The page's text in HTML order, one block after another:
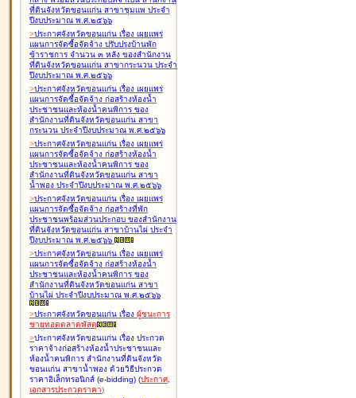
ที่ดินจังหวัดขอนแก่น สาขาชุมแพ ประจำ
ปีงบประมาณ พ.ศ.๒๕๖๖
>ประกาศจังหวัดขอนแก่น เรื่อง เผยแพร่
แผนการจัดซื้อจัดจ้าง ปรับปรุงบ้านพัก
ข้าราชการ จำนวน ๓ หลัง ของสำนักงาน
ที่ดินจังหวัดขอนแก่น สาขากระนวน ประจำ
ปีงบประมาณ พ.ศ.๒๕๖๖
>ประกาศจังหวัดขอนแก่น เรื่อง เผยแพร่
แผนการจัดซื้อจัดจ้าง ก่อสร้างห้องน้ำ
ประชาชนและห้องน้ำคนพิการ ของ
สำนักงานที่ดินจังหวัดขอนแก่น สาขา
กระนวน ประจำปีงบประมาณ พ.ศ.๒๕๖๖
>ประกาศจังหวัดขอนแก่น เรื่อง เผยแพร่
แผนการจัดซื้อจัดจ้าง ก่อสร้างห้องน้ำ
ประชาชนและห้องน้ำคนพิการ ของ
สำนักงานที่ดินจังหวัดขอนแก่น สาขา
น้ำพอง ประจำปีงบประมาณ พ.ศ.๒๕๖๖
>ประกาศจังหวัดขอนแก่น เรื่อง เผยแพร่
แผนการจัดซื้อจัดจ้าง ก่อสร้างที่พัก
ประชาชนพร้อมส่วนประกอบ ของสำนักงาน
ที่ดินจังหวัดขอนแก่น สาขาบ้านไผ่ ประจำ
ปีงบประมาณ พ.ศ.๒๕๖๖
>ประกาศจังหวัดขอนแก่น เรื่อง เผยแพร่
แผนการจัดซื้อจัดจ้าง ก่อสร้างห้องน้ำ
ประชาชนและห้องน้ำคนพิการ ของ
สำนักงานที่ดินจังหวัดขอนแก่น สาขา
บ้านไผ่ ประจำปีงบประมาณ พ.ศ.๒๕๖๖
>ประกาศจังหวัดขอนแก่น เรื่อง ผู้ชนะการ
ขายทอดตลาดพัสดุ
>ประกาศจังหวัดขอนแก่น เรื่อง ประกวด
ราคาจ้างก่อสร้างห้องน้ำประชาชนและ
ห้องน้ำคนพิการ สำนักงานที่ดินจังหวัด
ขอนแก่น สาขาน้ำพอง ด้วยวิธีประกวด
ราคาอิเล็กทรอนิกส์ (e-bidding) (ประกาศ,
เอกสารประกวดราคา)